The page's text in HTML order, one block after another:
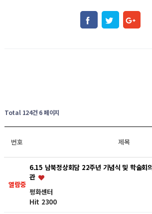
Total 124건 6 페이지
번호 제목
열람중
6.15 남북정상회담 22주년 기념식 및 학술회
관
평화센터
Hit 2300